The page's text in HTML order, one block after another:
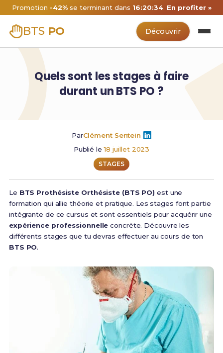
Promotion -42%se terminant dans 16:20:34. En profiter »
BTS PO Découvrir
Quels sont les stages à faire
durant un BTS PO ?
ParClément Sentein
Publié le18 juillet 2023
STAGES
Le BTS Prothésiste Orthésiste (BTS PO) est une
formation qui allie théorie et pratique. Les stages font partie
intégrante de ce cursus et sont essentiels pour acquérir une
expérience professionnelle concrète. Découvre les
différents stages que tu devras effectuer au cours de ton
BTS PO.